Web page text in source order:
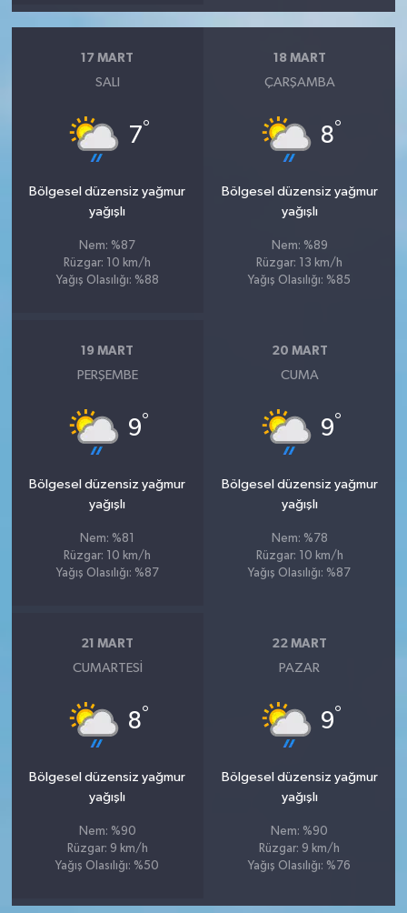
17 MART
SALI
7°
Bölgesel düzensiz yağmur
yağışlı
Nem: %87
Rüzgar: 10 km/h
Yağış Olasılığı: %88
18 MART
ÇARŞAMBA
8°
Bölgesel düzensiz yağmur
yağışlı
Nem: %89
Rüzgar: 13 km/h
Yağış Olasılığı: %85
19 MART
PERŞEMBE
9°
Bölgesel düzensiz yağmur
yağışlı
Nem: %81
Rüzgar: 10 km/h
Yağış Olasılığı: %87
20 MART
CUMA
9°
Bölgesel düzensiz yağmur
yağışlı
Nem: %78
Rüzgar: 10 km/h
Yağış Olasılığı: %87
21 MART
CUMARTESI
8°
Bölgesel düzensiz yağmur
yağışlı
Nem: %90
Rüzgar: 9 km/h
Yağış Olasılığı: %50
22 MART
PAZAR
9°
Bölgesel düzensiz yağmur
yağışlı
Nem: %90
Rüzgar: 9 km/h
Yağış Olasılığı: %76